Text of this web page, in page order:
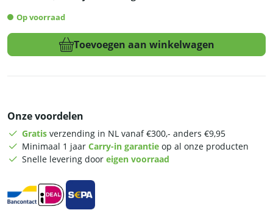
Op voorraad
Rational
-
niveaus
-
touchscreen
Toevoegen aan winkelwagen
Onze voordelen
Gratis verzending in NL vanaf €300,- anders €9,95
Minimaal 1 jaar Carry-in garantie op al onze producten
Snelle levering door eigen voorraad